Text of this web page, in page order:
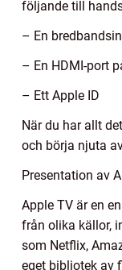
följande till
– En
– En HDMI-port
– Ett Apple ID
När du har allt
och börja njuta
Presentation av
Apple TV är en
från olika källor,
som Netflix,
eget bibliotek av